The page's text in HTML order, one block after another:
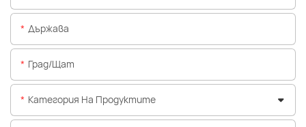
Държава
Град/щат
Категория На Продуктите